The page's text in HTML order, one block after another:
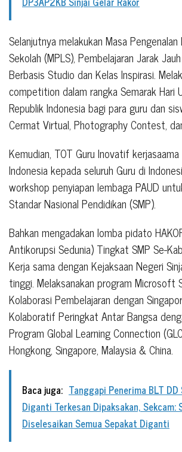
Selanjutnya melakukan Masa Pengenalan
Sekolah (MPLS), Pembelajaran Jarak
Berbasis Studio dan Kelas Inspirasi.
competition dalam rangka Semarak Hari
Republik Indonesia bagi para guru dan
Cermat Virtual, Photography Contest,
Kemudian, TOT Guru Inovatif
Indonesia kepada seluruh Guru di
workshop penyiapan lembaga PAUD
Standar Nasional Pendidikan (SMP).
Bahkan mengadakan lomba pidato
Antikorupsi Sedunia) Tingkat SMP Se-
Kerja sama dengan Kejaksaan Negeri
tinggi. Melaksanakan program Microsoft
Kolaborasi Pembelajaran dengan
Kolaboratif Peringkat Antar Bangsa
Program Global Learning Connection
Hongkong, Singapore, Malaysia & China.
Baca juga: Tanggapi Penerima BLT
Diganti Terkesan Dipaksakan, Sekcam:
Diselesaikan Semua Sepakat Diganti